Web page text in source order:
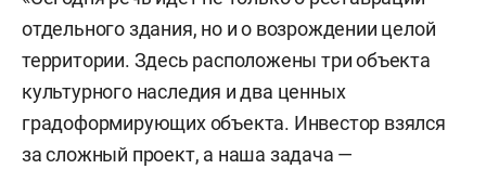
отдельного здания, но и о возрождении целой
территории. Здесь расположены три объекта
культурного наследия и два ценных
градоформирующих объекта. Инвестор взялся
за сложный проект, а наша задача —